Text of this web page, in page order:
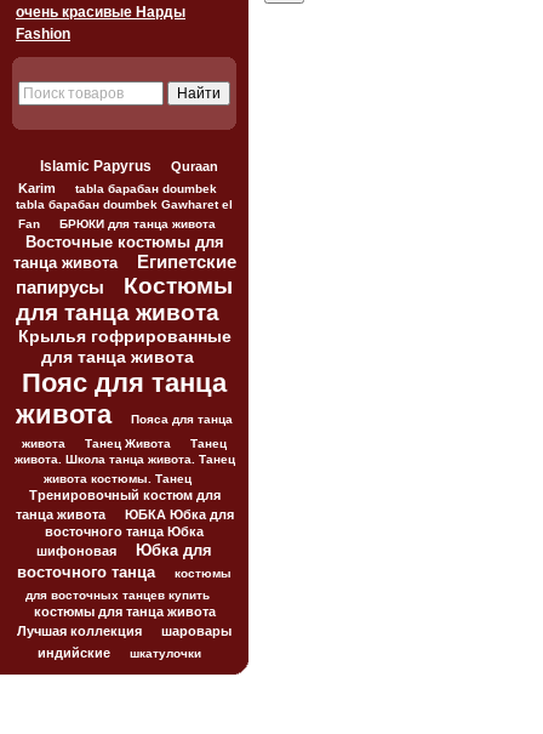
очень красивые Нарды
Fashion
Islamic Papyrus
Quraan
Karim
tabla барабан doumbek
tabla барабан doumbek Gawharet el
Fan
БРЮКИ для танца живота
Восточные костюмы для
танца живота
Египетские
папирусы
Костюмы
для танца живота
Крылья гофрированные
для танца живота
Пояс для танца
живота
Пояса для танца
живота
Танец Живота
Танец
живота. Школа танца живота. Танец
живота костюмы. Танец
Тренировочный костюм для
танца живота
ЮБКА Юбка для
восточного танца Юбка
шифоновая
Юбка для
восточного танца
костюмы
для восточных танцев купить
костюмы для танца живота
Лучшая коллекция
шаровары
индийские
шкатулочки